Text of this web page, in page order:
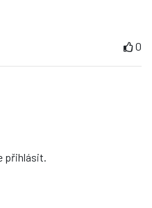
0
přihlásit.